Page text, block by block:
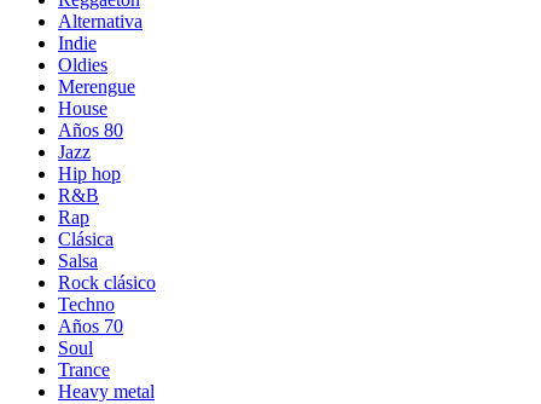
Alternativa
Indie
Oldies
Merengue
House
Años 80
Jazz
Hip hop
R&B
Rap
Clásica
Salsa
Rock clásico
Techno
Años 70
Soul
Trance
Heavy metal